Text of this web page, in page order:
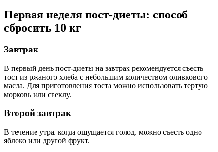
Первая неделя пост-диеты: способ
сбросить 10 кг
Завтрак
В первый день пост-диеты на завтрак рекомендуется съесть
тост из ржаного хлеба с небольшим количеством оливкового
масла. Для приготовления тоста можно использовать тертую
морковь или свеклу.
Второй завтрак
В течение утра, когда ощущается голод, можно съесть одно
яблоко или другой фрукт.